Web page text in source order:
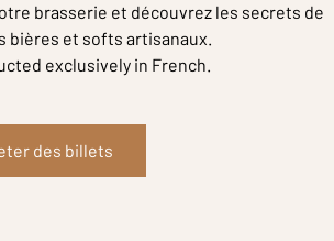
brasserie et découvrez les secrets de
bières et softs artisanaux.
des billets